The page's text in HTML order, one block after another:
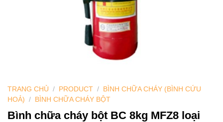
TRANG CHỦ / PRODUCT /
BÌNH CHỮA CHÁY (BÌNH CỨU
HOẢ)
/ BÌNH CHỮA CHÁY BỘT
Bình chữa cháy bột BC 8kg MFZ8 loại